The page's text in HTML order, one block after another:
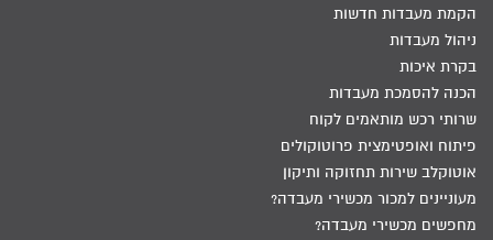
הקמת מעבדות חדשות
ניהול מעבדות
בקרת איכות
הכנה להסמכת מעבדות
שרותי רכש מותאמים לקוח
פיתוח ואופטימצית פרוטוקולים
אוטוקלב שירות תחזוקה ותיקון
מעוניינים למכור מכשירי מעבדה?
מחפשים מכשירי מעבדה?